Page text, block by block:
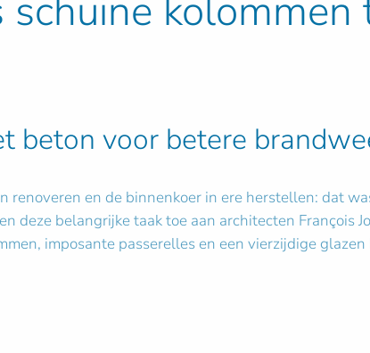
beton voor betere
renoveren en de binnenkoer in ere herstellen: dat
deze belangrijke taak toe aan architecten François
imposante passerelles en een vierzijdige